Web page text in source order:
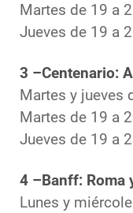
Martes de 19 a
Jueves de 19 a
3 –Centenario:
Martes y jueves
Martes de 19 a
Jueves de 19 a
4 –Banff: Roma
Lunes y